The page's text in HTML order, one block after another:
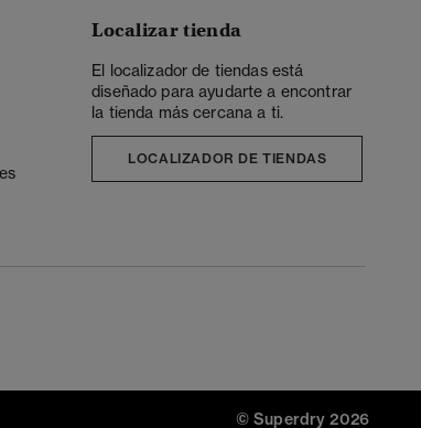
Localizar tienda
El localizador de tiendas está
diseñado para ayudarte a encontrar
la tienda más cercana a ti.
LOCALIZADOR DE TIENDAS
© Superdry 2026